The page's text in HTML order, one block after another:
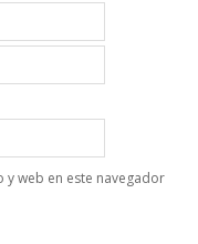
web en este navegador